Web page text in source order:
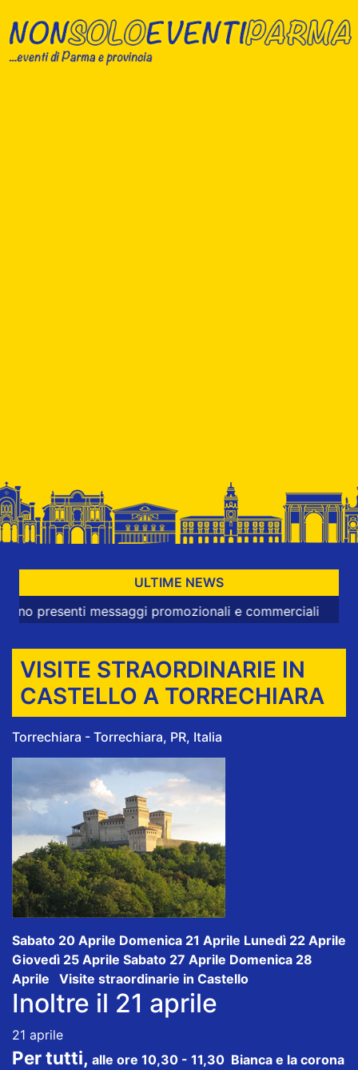
ULTIME NEWS
messaggi promozionali e commerciali
VISITE STRAORDINARIE IN
CASTELLO A TORRECHIARA
Torrechiara - Torrechiara, PR, Italia
Sabato 20 Aprile Domenica 21 Aprile Lunedì 22 Aprile
Giovedì 25 Aprile Sabato 27 Aprile Domenica 28
Aprile Visite straordinarie in Castello
Inoltre il 21 aprile
21 aprile
Per tutti, alle ore 10,30 - 11,30 Bianca e la corona